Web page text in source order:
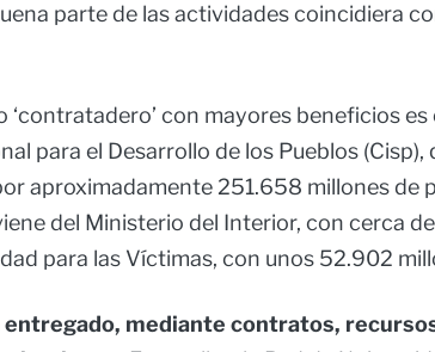
parte de las actividades coincidiera
‘contratadero’ con mayores beneficios es
para el Desarrollo de los Pueblos (Cisp),
aproximadamente 251.658 millones de
del Ministerio del Interior, con cerca
para las Víctimas, con unos 52.902
entregado, mediante contratos,